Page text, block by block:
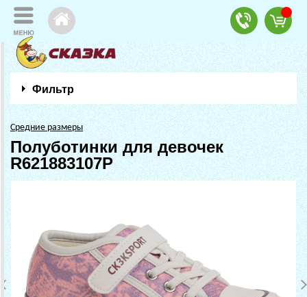
Фильтр
Средние размеры
Полуботинки для девочек
R621883107P